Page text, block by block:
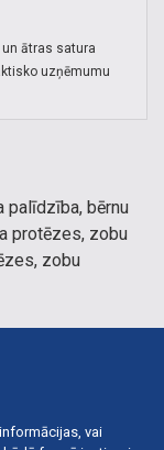
ātras satura
uzņēmumu
bērnu
protēzes, zobu
zobu
kronīši un
zobu sakņu
implanti,
vai